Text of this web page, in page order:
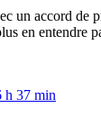
un accord de
en entendre
h 37 min